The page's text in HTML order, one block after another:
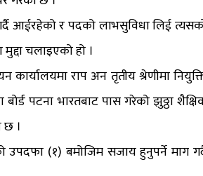
आईरहेको र पदको लाभसुविधा लिई
चलाइएको हो ।
कार्यालयमा राप अन तृतीय श्रेणीमा
पटना भारतबाट पास गरेको झुठ्ठा
छ ।
उपदफा (१) बमोजिम सजाय हुनुपर्ने माग